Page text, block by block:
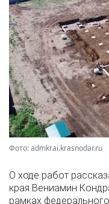
Фото: admkrai.krasnodar.ru
О ходе работ
края Вениамин
рамках